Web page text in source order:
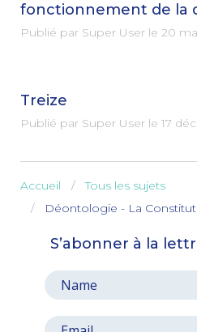
fonctionnement de la
Publié par Super User le 20
Treize
Publié par Super User le 17
Accueil
Tous les sujets
Déontologie - La
S’abonner à la